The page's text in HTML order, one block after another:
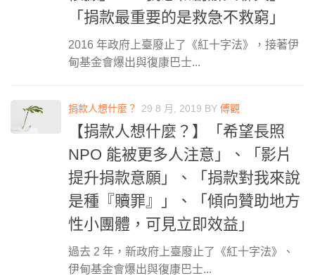
「捐款最重要的是救急不救窮」
2016 年政府上臺廢止了《紅十字法》，接著伊
甸基金會爆出與復康巴士...
捐款人想什麼？ 29 8 月, 2019 BY 傅觀
【捐款人想什麼？】「希望長照
NPO 能被更多人注意」、「影片
提升捐款意願」、「捐款對我來說
是種『贖罪』」、「傾向贊助地方
性小團體，可見立即效益」
過去 2 年，新政府上臺廢止了《紅十字法》、
伊甸基金會爆出與復康巴士...